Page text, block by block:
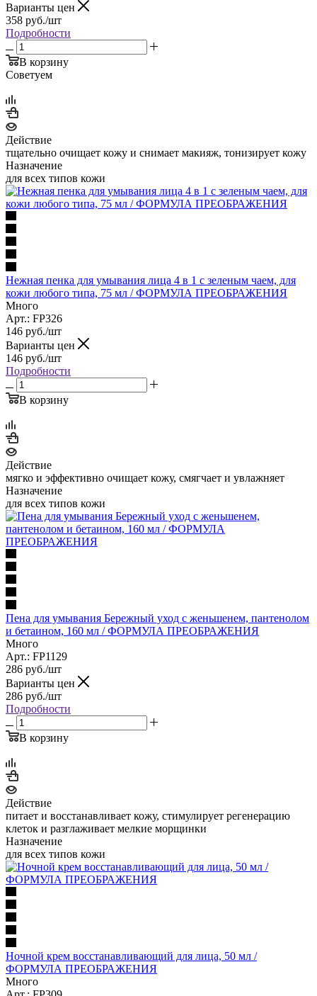
Варианты цен
358 руб./шт
Подробности
В корзину
Советуем
Действие
тщательно очищает кожу и снимает макияж, тонизирует кожу
Назначение
для всех типов кожи
Нежная пенка для умывания лица 4 в 1 с зеленым чаем, для
кожи любого типа, 75 мл / ФОРМУЛА ПРЕОБРАЖЕНИЯ
Много
Арт.: FP326
146 руб./шт
Варианты цен
146 руб./шт
Подробности
В корзину
Действие
мягко и эффективно очищает кожу, смягчает и увлажняет
Назначение
для всех типов кожи
Пена для умывания Бережный уход с женьшенем, пантенолом
и бетаином, 160 мл / ФОРМУЛА ПРЕОБРАЖЕНИЯ
Много
Арт.: FP1129
286 руб./шт
Варианты цен
286 руб./шт
Подробности
В корзину
Действие
питает и восстанавливает кожу, стимулирует регенерацию
клеток и разглаживает мелкие морщинки
Назначение
для всех типов кожи
Ночной крем восстанавливающий для лица, 50 мл /
ФОРМУЛА ПРЕОБРАЖЕНИЯ
Много